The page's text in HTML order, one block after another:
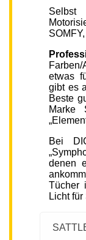
etwas
gibt es
Beste
Marke
Bei
denen
Tücher
Licht